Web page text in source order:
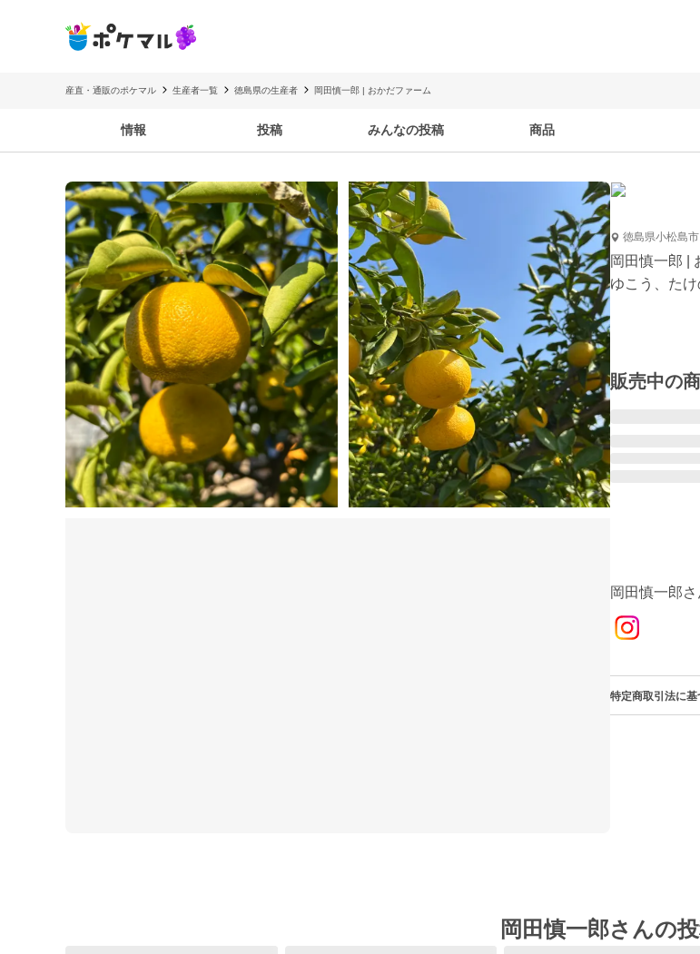
産直・通販のポケマル 生産者一覧 徳島県の生産者 岡田慎一郎 | おかだファーム
情報 投稿 みんなの投稿 商品
徳島県小松島市
岡田慎一郎 |
ゆこう、た
販売中の
岡田慎一郎
特定商取引法に基
岡田慎一郎さんの